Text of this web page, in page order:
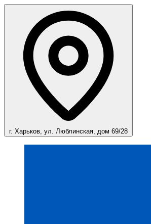
г. Харьков, ул. Люблинская, дом 69/28